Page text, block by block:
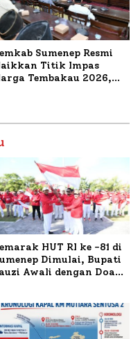
Sumenep Resmi
Titik Impas
Tembakau 2026,
HUT RI ke -81 di
Dimulai, Bupati
Awali dengan Doa